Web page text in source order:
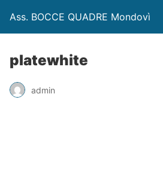
Ass. BOCCE QUADRE Mondovì
platewhite
admin